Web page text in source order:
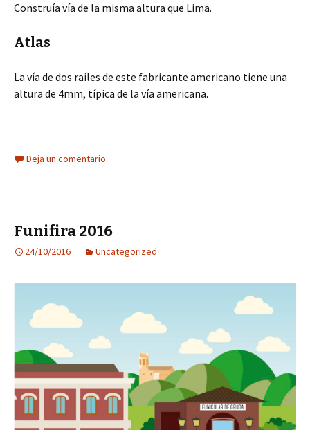
Construía vía de la misma altura que Lima.
Atlas
La vía de dos raíles de este fabricante americano tiene una
altura de 4mm, típica de la vía americana.
Deja un comentario
Funifira 2016
24/10/2016 Uncategorized